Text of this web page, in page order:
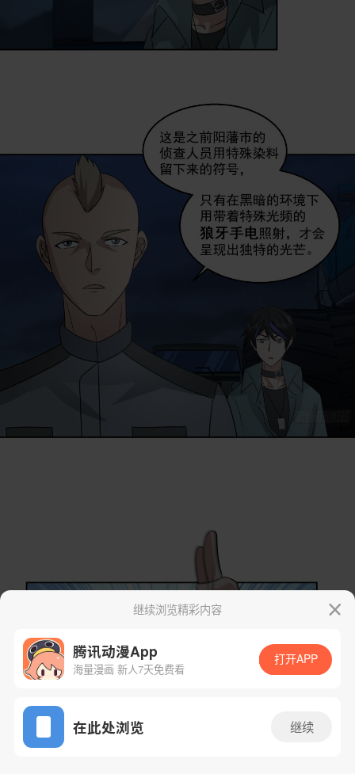
App免费看
继续浏览精彩内容
腾讯动漫App
海量漫画 新人7天免费看
打开APP
在此处浏览 继续